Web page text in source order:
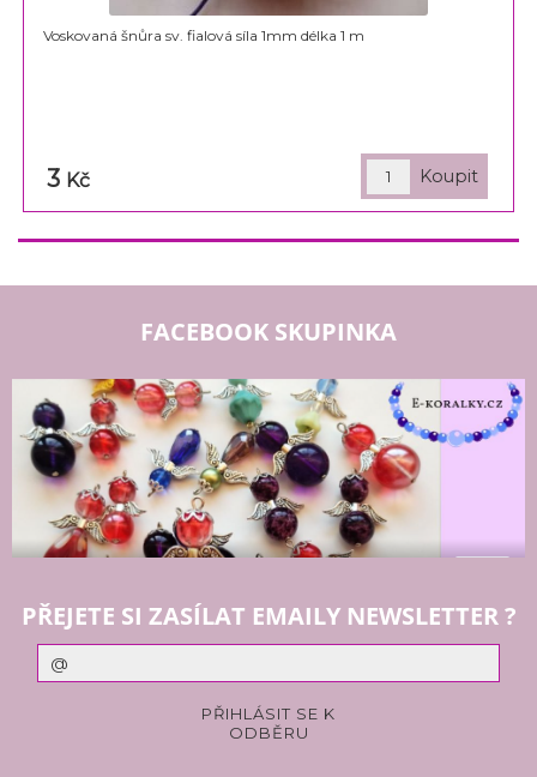
Voskovaná šnůra sv. fialová síla 1mm délka 1 m
3 Kč
FACEBOOK SKUPINKA
PŘEJETE SI ZASÍLAT EMAILY NEWSLETTER ?